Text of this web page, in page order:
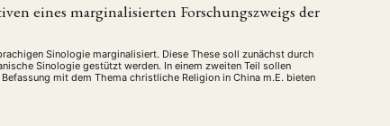
Sprachkurse (8) Stellenausschreibung (661)
(199) Workshop (126)
eines marginalisierten Forschungszweigs der
Sinologie marginalisiert. Diese These soll zunächst durch
Sinologie gestützt werden. In einem zweiten Teil sollen
mit dem Thema christliche Religion in China m.E. bieten